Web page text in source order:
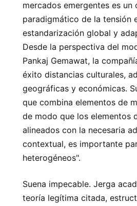
mercados emergentes es un
paradigmático de la tensión
estandarización global y
Desde la perspectiva del
Pankaj Gemawat, la
éxito distancias culturales,
geográficas y económicas.
que combina elementos de
de modo que los elementos
alineados con la necesaria
contextual, es importante
heterogéneos".
Suena impecable. Jerga
teoría legítima citada,